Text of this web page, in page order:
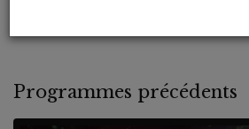
Programmes précédents